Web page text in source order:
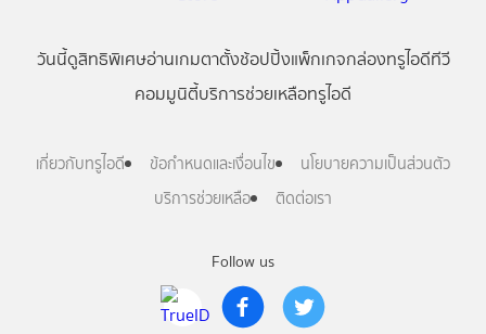
Follow us
วันนี้ดูสิทธิพิเศษอ่านเกมตาตั้งช้อปปิ้งแพ็กเกจกล่องทรูไอดีทีวี
คอมมูนิตี้บริการช่วยเหลือทรูไอดี
เกี่ยวกับทรูไอดี ข้อกำหนดและเงื่อนไข
นโยบายความเป็นส่วนตัว
บริการช่วยเหลือ
ติดต่อเรา